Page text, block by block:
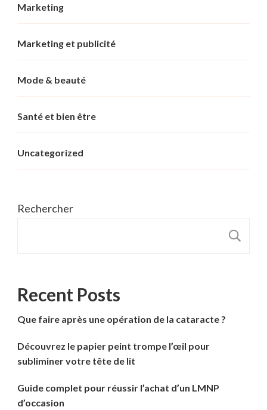
Marketing
Marketing et publicité
Mode & beauté
Santé et bien être
Uncategorized
Rechercher
Recent Posts
Que faire après une opération de la cataracte ?
Découvrez le papier peint trompe l’œil pour
subliminer votre tête de lit
Guide complet pour réussir l’achat d’un LMNP
d’occasion